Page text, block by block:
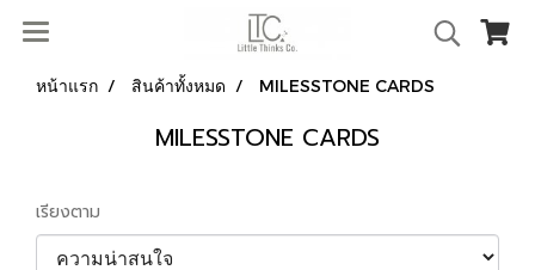
หน้าแรก สินค้าทั้งหมด MILESSTONE CARDS
MILESSTONE CARDS
เรียงตาม